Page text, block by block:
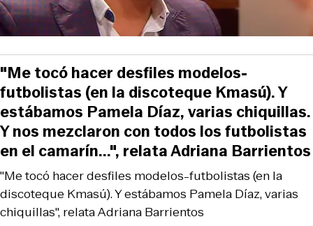
"Me tocó hacer desfiles modelos-futbolistas (en la
discoteque Kmasú). Y estábamos Pamela Díaz, varias
chiquillas", relata Adriana Barrientos
"Me tocó hacer desfiles modelos-
futbolistas (en la discoteque Kmasú). Y
estábamos Pamela Díaz, varias chiquillas.
Y nos mezclaron con todos los futbolistas
en el camarín...", relata Adriana Barrientos